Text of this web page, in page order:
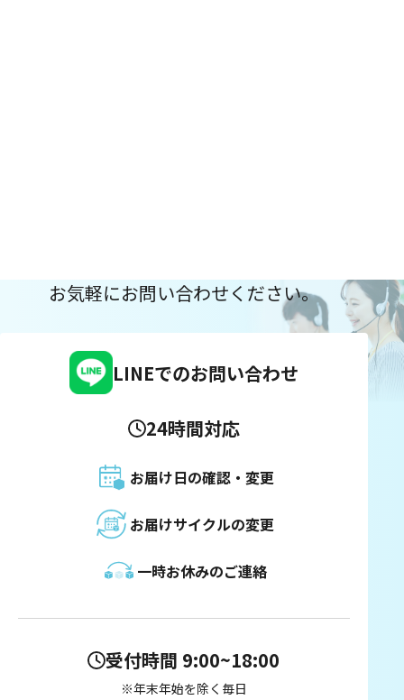
お気軽にお問い合わせください。
LINEでのお問い合わせ
24時間対応
お届け日の確認・変更
お届けサイクルの変更
一時お休みのご連絡
受付時間 9:00~18:00
※年末年始を除く毎日